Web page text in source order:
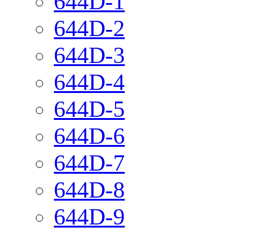
644D-2
644D-3
644D-4
644D-5
644D-6
644D-7
644D-8
644D-9